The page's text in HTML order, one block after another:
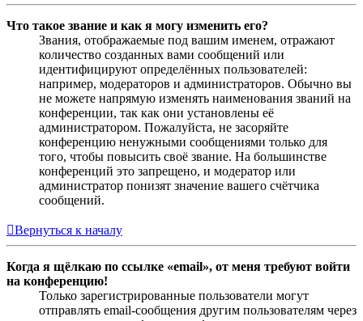
Что такое звание и как я могу изменить его?
Звания, отображаемые под вашим именем, отражают
количество созданных вами сообщений или
идентифицируют определённых пользователей:
например, модераторов и администраторов. Обычно вы
не можете напрямую изменять наименования званий на
конференции, так как они установлены её
администратором. Пожалуйста, не засоряйте
конференцию ненужными сообщениями только для
того, чтобы повысить своё звание. На большинстве
конференций это запрещено, и модератор или
администратор понизят значение вашего счётчика
сообщений.
Вернуться к началу
Когда я щёлкаю по ссылке «email», от меня требуют войти
на конференцию!
Только зарегистрированные пользователи могут
отправлять email-сообщения другим пользователям через